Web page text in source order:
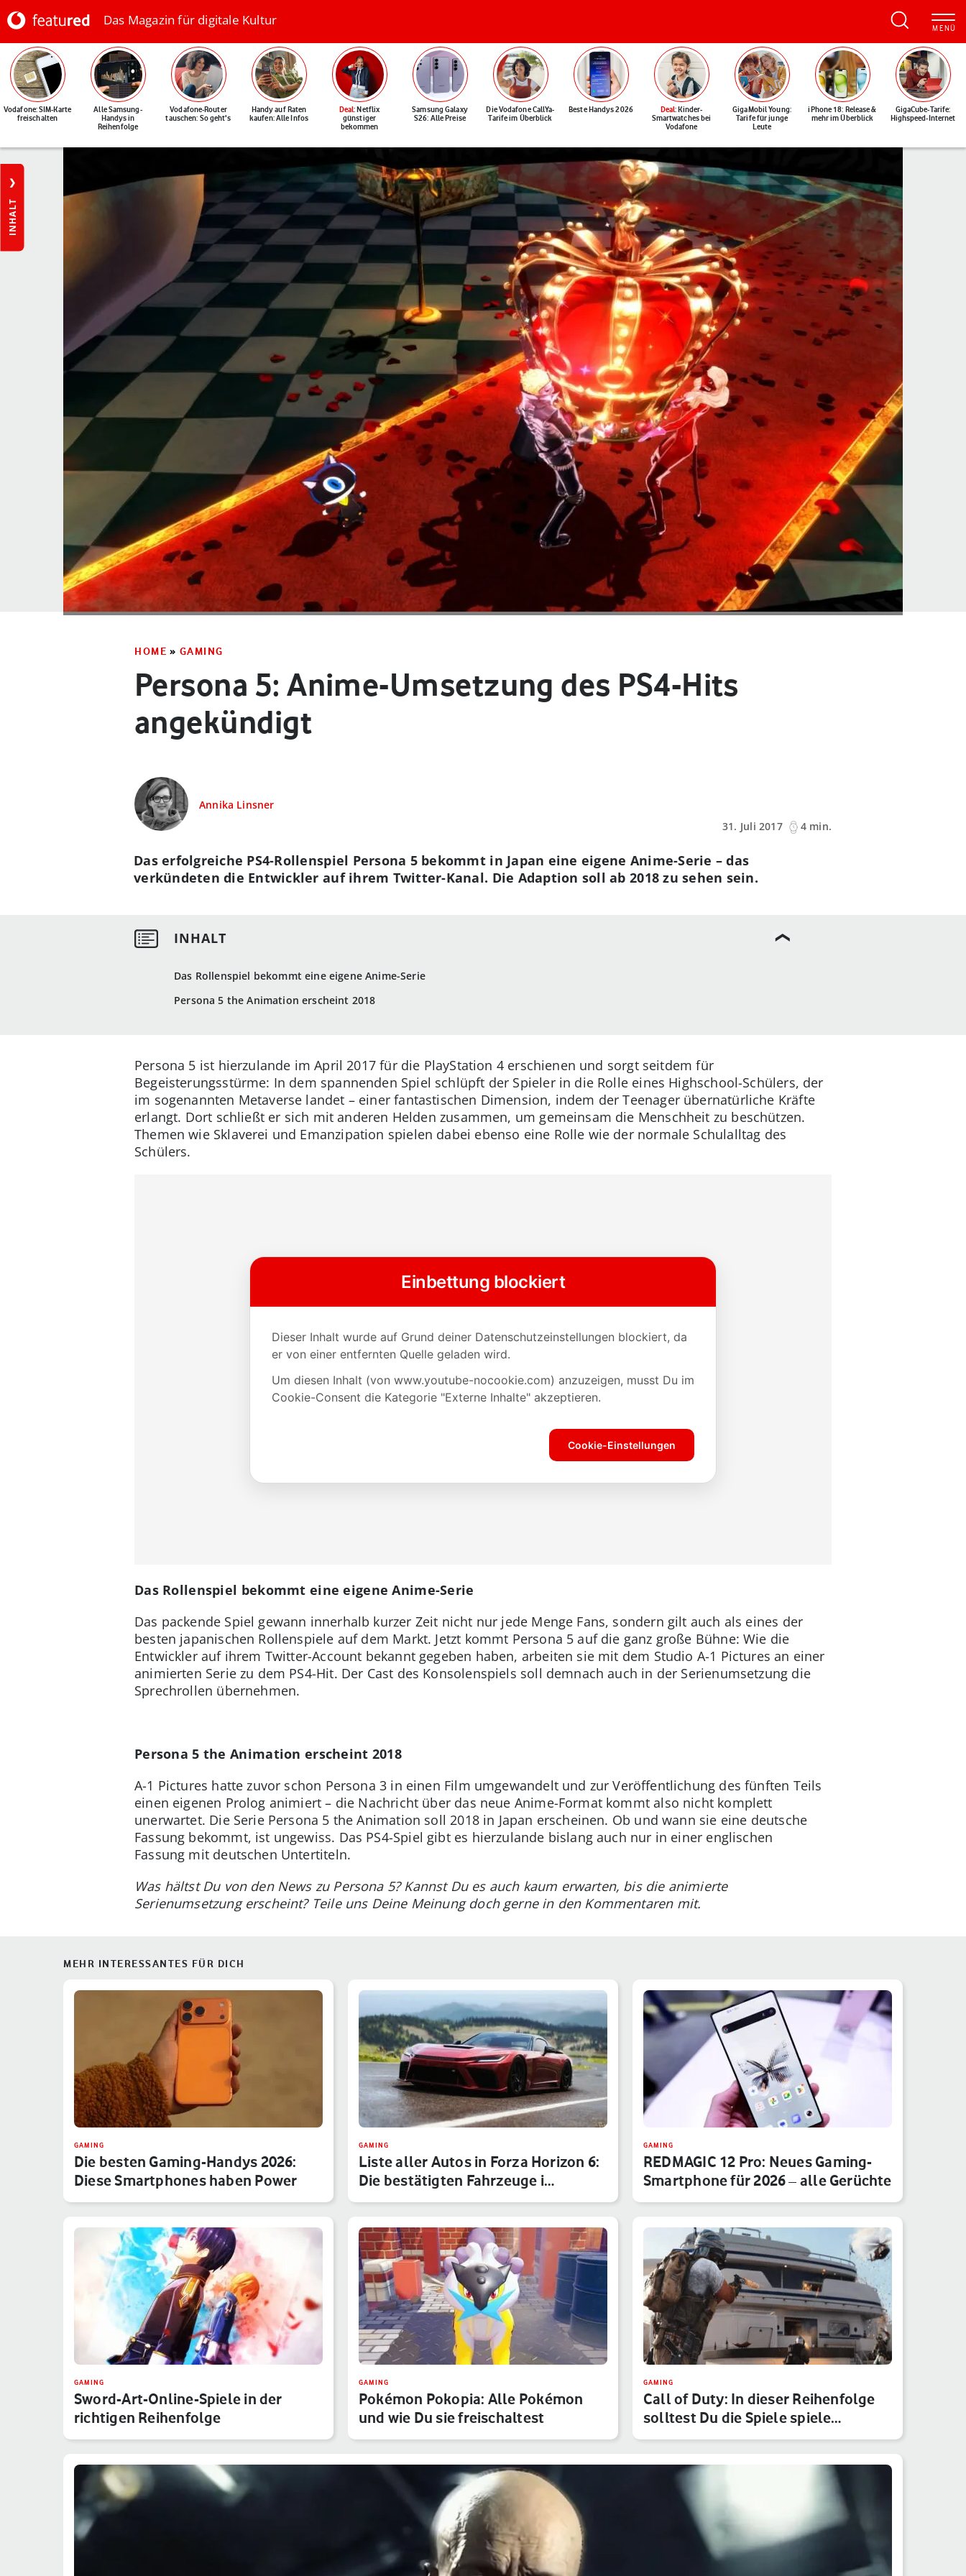
Das Magazin für digitale Kultur
Vodafone: SIM-Karte
freischalten
Alle Samsung-
Handys in
Reihenfolge
Vodafone-Router
tauschen: So geht's
Handy auf Raten
kaufen: Alle Infos
Deal: Netflix
günstiger
bekommen
Samsung Galaxy
S26: Alle Preise
Die Vodafone CallYa-
Tarife im Überblick
Beste Handys 2026 Deal: Kinder-
Smartwatches bei
Vodafone
GigaMobil Young:
Tarife für junge
Leute
iPhone 18: Release &
mehr im Überblick
GigaCube-Tarife:
Highspeed-Internet
INHALT
HOME » GAMING
Persona 5: Anime-Umsetzung des PS4-Hits
angekündigt
Annika Linsner
31. Juli 2017
4 min.
Das Rollenspiel bekommt eine eigene Anime-Serie
Persona 5 the Animation erscheint 2018
Das erfolgreiche PS4-Rollenspiel Persona 5 bekommt in Japan eine eigene Anime-Serie – das
verkündeten die Entwickler auf ihrem Twitter-Kanal. Die Adaption soll ab 2018 zu sehen sein.
Persona 5 ist hierzulande im April 2017 für die PlayStation 4 erschienen und sorgt seitdem für
Begeisterungsstürme: In dem spannenden Spiel schlüpft der Spieler in die Rolle eines Highschool-Schülers, der
im sogenannten Metaverse landet – einer fantastischen Dimension, indem der Teenager übernatürliche Kräfte
erlangt. Dort schließt er sich mit anderen Helden zusammen, um gemeinsam die Menschheit zu beschützen.
Themen wie Sklaverei und Emanzipation spielen dabei ebenso eine Rolle wie der normale Schulalltag des
Schülers.
Das Rollenspiel bekommt eine eigene Anime-Serie
Das packende Spiel gewann innerhalb kurzer Zeit nicht nur jede Menge Fans, sondern gilt auch als eines der
besten japanischen Rollenspiele auf dem Markt. Jetzt kommt Persona 5 auf die ganz große Bühne: Wie die
Entwickler auf ihrem Twitter-Account bekannt gegeben haben, arbeiten sie mit dem Studio A-1 Pictures an einer
animierten Serie zu dem PS4-Hit. Der Cast des Konsolenspiels soll demnach auch in der Serienumsetzung die
Sprechrollen übernehmen.
Persona 5 the Animation erscheint 2018
A-1 Pictures hatte zuvor schon Persona 3 in einen Film umgewandelt und zur Veröffentlichung des fünften Teils
einen eigenen Prolog animiert – die Nachricht über das neue Anime-Format kommt also nicht komplett
unerwartet. Die Serie Persona 5 the Animation soll 2018 in Japan erscheinen. Ob und wann sie eine deutsche
Fassung bekommt, ist ungewiss. Das PS4-Spiel gibt es hierzulande bislang auch nur in einer englischen
Fassung mit deutschen Untertiteln.
Was hältst Du von den News zu Persona 5? Kannst Du es auch kaum erwarten, bis die animierte
Serienumsetzung erscheint? Teile uns Deine Meinung doch gerne in den Kommentaren mit.
MEHR INTERESSANTES FÜR DICH
GAMING
Die besten Gaming-Handys 2026:
Diese Smartphones haben Power
GAMING
Liste aller Autos in Forza Horizon 6:
Die bestätigten Fahrzeuge i…
GAMING
REDMAGIC 12 Pro: Neues Gaming-
Smartphone für 2026 – alle Gerüchte
GAMING
Sword-Art-Online-Spiele in der
richtigen Reihenfolge
GAMING
Pokémon Pokopia: Alle Pokémon
und wie Du sie freischaltest
GAMING
Call of Duty: In dieser Reihenfolge
solltest Du die Spiele spiele…